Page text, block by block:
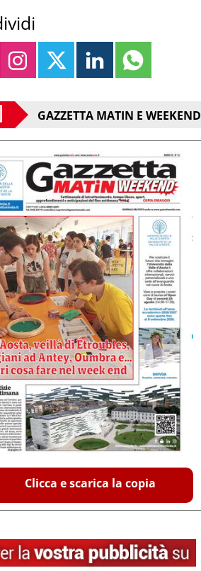
GAZZETTA MATIN E WEEKEND
Clicca e scarica la copia